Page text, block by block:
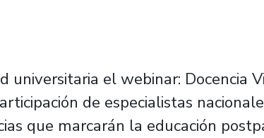
el webinar: Docencia
de especialistas
que marcarán la educación